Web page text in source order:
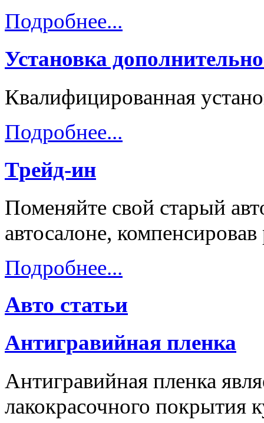
Подробнее...
Установка
Квалифицированная
Подробнее...
Трейд-ин
Поменяйте свой старый
автосалоне,
Подробнее...
Авто статьи
Антигравийная пленка
Антигравийная пленка
лакокрасочного покрытия